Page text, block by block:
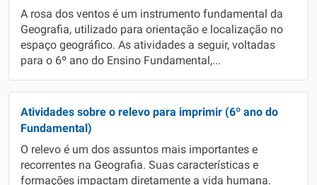
A rosa dos ventos é um instrumento fundamental da
Geografia, utilizado para orientação e localização no
espaço geográfico. As atividades a seguir, voltadas
para o 6º ano do Ensino Fundamental,...
Atividades sobre o relevo para imprimir (6º ano do
Fundamental)
O relevo é um dos assuntos mais importantes e
recorrentes na Geografia. Suas características e
formações impactam diretamente a vida humana.